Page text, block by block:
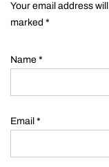
Your email address
marked *
Name *
Email *